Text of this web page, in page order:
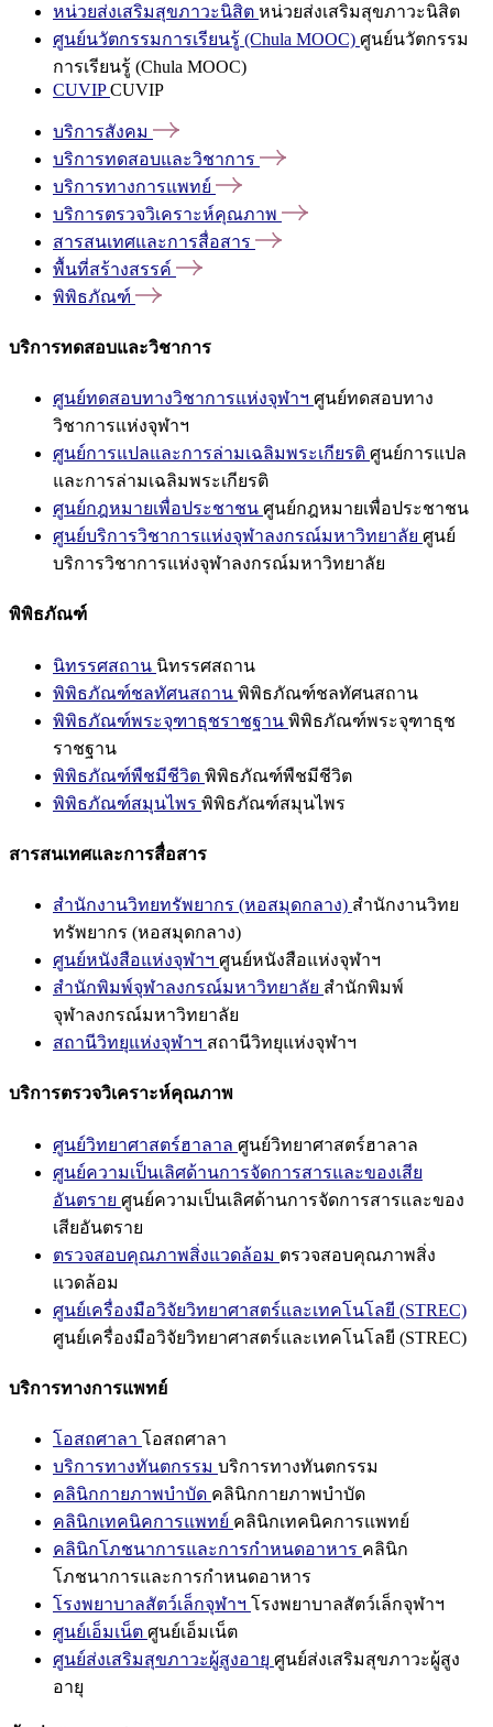
หน่วยส่งเสริมสุขภาวะนิสิต หน่วยส่งเสริมสุขภาวะนิสิต
ศูนย์นวัตกรรมการเรียนรู้ (Chula MOOC) ศูนย์นวัตกรรม
การเรียนรู้ (Chula MOOC)
CUVIPCUVIP
บริการสังคม
บริการทดสอบและวิชาการ
บริการทางการแพทย์
บริการตรวจวิเคราะห์คุณภาพ
สารสนเทศและการสื่อสาร
พื้นที่สร้างสรรค์
พิพิธภัณฑ์
บริการทดสอบและวิชาการ
ศูนย์ทดสอบทางวิชาการแห่งจุฬาฯ ศูนย์ทดสอบทาง
วิชาการแห่งจุฬาฯ
ศูนย์การแปลและการล่ามเฉลิมพระเกียรติ ศูนย์การแปล
และการล่ามเฉลิมพระเกียรติ
ศูนย์กฎหมายเพื่อประชาชน ศูนย์กฎหมายเพื่อประชาชน
ศูนย์บริการวิชาการแห่งจุฬาลงกรณ์มหาวิทยาลัย ศูนย์
บริการวิชาการแห่งจุฬาลงกรณ์มหาวิทยาลัย
พิพิธภัณฑ์
นิทรรศสถาน นิทรรศสถาน
พิพิธภัณฑ์ชลทัศนสถาน พิพิธภัณฑ์ชลทัศนสถาน
พิพิธภัณฑ์พระจุฑาธุชราชฐาน พิพิธภัณฑ์พระจุฑาธุช
ราชฐาน
พิพิธภัณฑ์พืชมีชีวิต พิพิธภัณฑ์พืชมีชีวิต
พิพิธภัณฑ์สมุนไพร พิพิธภัณฑ์สมุนไพร
สารสนเทศและการสื่อสาร
สำนักงานวิทยทรัพยากร (หอสมุดกลาง) สำนักงานวิทย
ทรัพยากร (หอสมุดกลาง)
ศูนย์หนังสือแห่งจุฬาฯ ศูนย์หนังสือแห่งจุฬาฯ
สำนักพิมพ์จุฬาลงกรณ์มหาวิทยาลัย สำนักพิมพ์
จุฬาลงกรณ์มหาวิทยาลัย
สถานีวิทยุแห่งจุฬาฯ สถานีวิทยุแห่งจุฬาฯ
บริการตรวจวิเคราะห์คุณภาพ
ศูนย์วิทยาศาสตร์ฮาลาล ศูนย์วิทยาศาสตร์ฮาลาล
ศูนย์ความเป็นเลิศด้านการจัดการสารและของเสีย
อันตราย ศูนย์ความเป็นเลิศด้านการจัดการสารและของ
เสียอันตราย
ตรวจสอบคุณภาพสิ่งแวดล้อม ตรวจสอบคุณภาพสิ่ง
แวดล้อม
ศูนย์เครื่องมือวิจัยวิทยาศาสตร์และเทคโนโลยี (STREC)
ศูนย์เครื่องมือวิจัยวิทยาศาสตร์และเทคโนโลยี (STREC)
บริการทางการแพทย์
โอสถศาลา โอสถศาลา
บริการทางทันตกรรม บริการทางทันตกรรม
คลินิกกายภาพบำบัด คลินิกกายภาพบำบัด
คลินิกเทคนิคการแพทย์ คลินิกเทคนิคการแพทย์
คลินิกโภชนาการและการกำหนดอาหาร คลินิก
โภชนาการและการกำหนดอาหาร
โรงพยาบาลสัตว์เล็กจุฬาฯ โรงพยาบาลสัตว์เล็กจุฬาฯ
ศูนย์เอ็มเน็ต ศูนย์เอ็มเน็ต
ศูนย์ส่งเสริมสุขภาวะผู้สูงอายุ ศูนย์ส่งเสริมสุขภาวะผู้สูง
อายุ